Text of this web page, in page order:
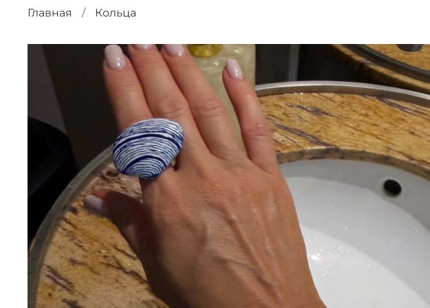
Главная Кольца